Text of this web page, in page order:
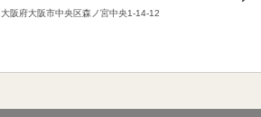
大阪府大阪市中央区森ノ宮中央1-14-12